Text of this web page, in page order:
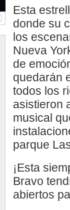
Esta
donde su
los
Nueva
de
quedarán
todos los
asistieron
musical
parque
¡Esta
Bravo
abiertos